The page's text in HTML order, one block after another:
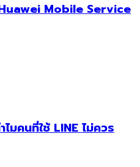
Mobile Service
มคนที่ใช้ LINE ไม่ควร